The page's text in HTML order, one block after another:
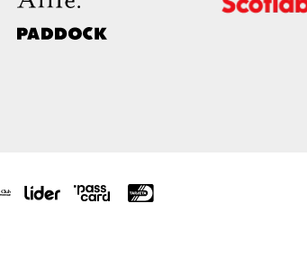
Paddock